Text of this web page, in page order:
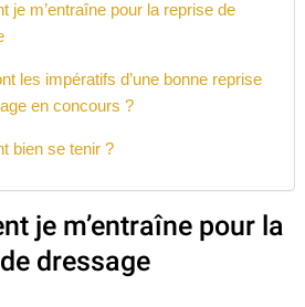
je m’entraîne pour la reprise de
les impératifs d’une bonne reprise
en concours ?
bien se tenir ?
je m’entraîne pour la
dressage